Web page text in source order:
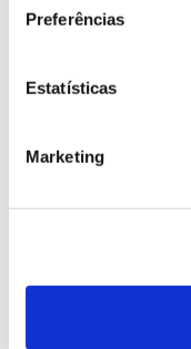
Preferências
Estatísticas
Marketing
Registar galhas
Natureza e